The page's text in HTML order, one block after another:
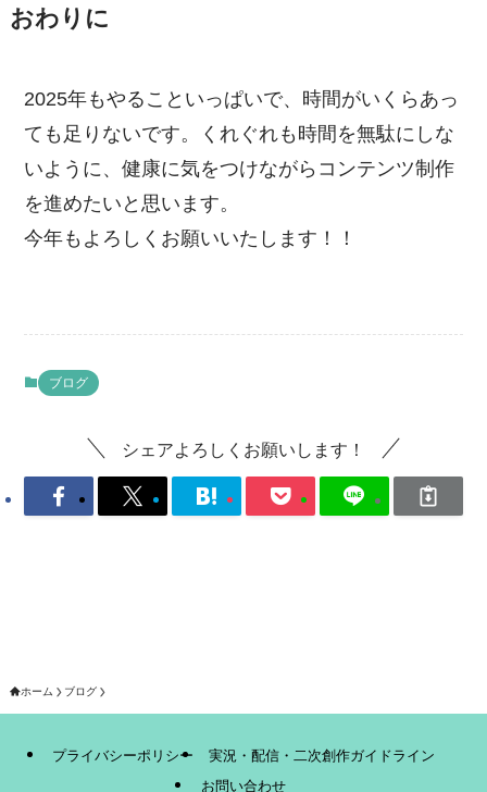
おわりに
2025年もやることいっぱいで、時間がいくらあっ
ても足りないです。くれぐれも時間を無駄にしな
いように、健康に気をつけながらコンテンツ制作
を進めたいと思います。
今年もよろしくお願いいたします！！
ブログ
シェアよろしくお願いします！
ホーム ブログ
プライバシーポリシー
実況・配信・二次創作ガイドライン
お問い合わせ